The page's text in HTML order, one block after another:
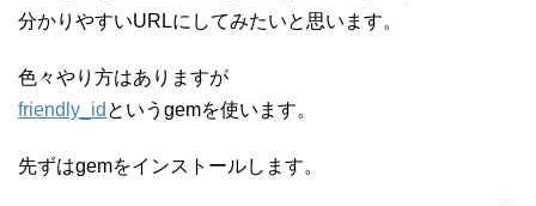
分かりやすいURLにしてみたいと思います。
色々やり方はありますが
friendly_id というgemを使います。
先ずはgemをインストールします。